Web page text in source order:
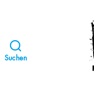
Suchen